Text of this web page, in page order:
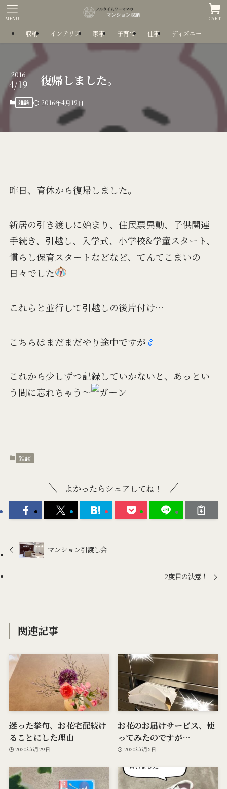
CART
MENU
収納 インテリア 家事 子育て 仕事 ディズニー
復帰しました。
2016
4/19
雑談 2016年4月19日
昨日、育休から復帰しました。
新居の引き渡しに始まり、住民票異動、子供関連
手続き、引越し、入学式、小学校&学童スタート、
慣らし保育スタートなどなど、てんてこまいの
日々でした
これらと並行して引越しの後片付け…
こちらはまだまだやり途中ですが
これから少しずつ記録していかないと、あっとい
う間に忘れちゃう～
雑談
よかったらシェアしてね！
マンション引渡し会
2度目の決意！
関連記事
迷った挙句、お花宅配続け
ることにした理由
2020年6月29日
お花のお届けサービス、使
ってみたのですが…
2020年6月5日